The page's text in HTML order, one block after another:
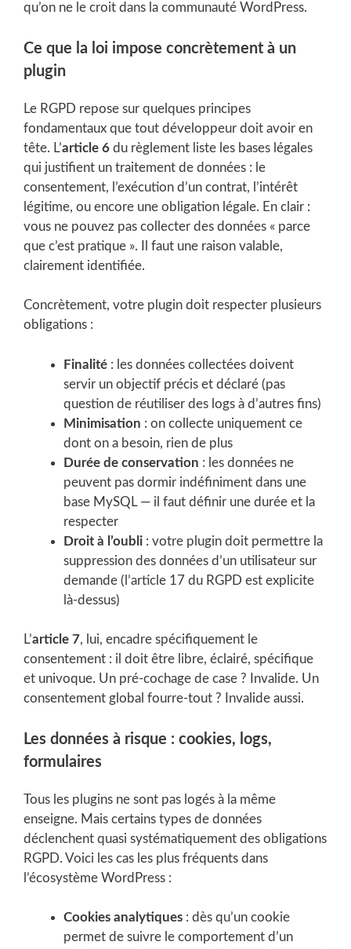
qu’on ne le croit dans la communauté WordPress.
Ce que la loi impose concrètement à un
plugin
Le RGPD repose sur quelques principes
fondamentaux que tout développeur doit avoir en
tête. L’article 6 du règlement liste les bases légales
qui justifient un traitement de données : le
consentement, l’exécution d’un contrat, l’intérêt
légitime, ou encore une obligation légale. En clair :
vous ne pouvez pas collecter des données « parce
que c’est pratique ». Il faut une raison valable,
clairement identifiée.
Concrètement, votre plugin doit respecter plusieurs
obligations :
Finalité : les données collectées doivent
servir un objectif précis et déclaré (pas
question de réutiliser des logs à d’autres fins)
Minimisation : on collecte uniquement ce
dont on a besoin, rien de plus
Durée de conservation : les données ne
peuvent pas dormir indéfiniment dans une
base MySQL — il faut définir une durée et la
respecter
Droit à l’oubli : votre plugin doit permettre la
suppression des données d’un utilisateur sur
demande (l’article 17 du RGPD est explicite
là-dessus)
L’article 7, lui, encadre spécifiquement le
consentement : il doit être libre, éclairé, spécifique
et univoque. Un pré-cochage de case ? Invalide. Un
consentement global fourre-tout ? Invalide aussi.
Les données à risque : cookies, logs,
formulaires
Tous les plugins ne sont pas logés à la même
enseigne. Mais certains types de données
déclenchent quasi systématiquement des obligations
RGPD. Voici les cas les plus fréquents dans
l’écosystème WordPress :
Cookies analytiques : dès qu’un cookie
permet de suivre le comportement d’un